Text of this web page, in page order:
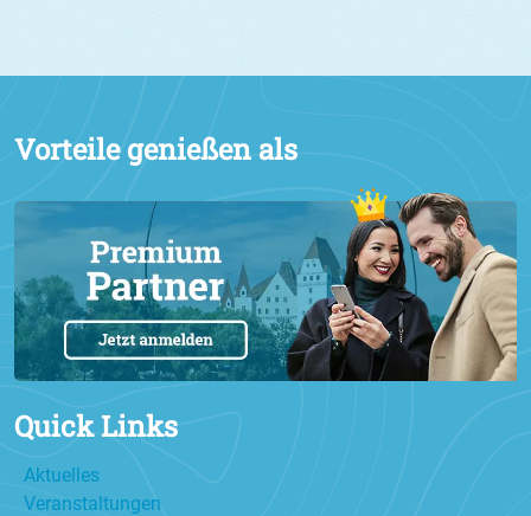
Vorteile genießen als
Quick Links
Aktuelles
Veranstaltungen